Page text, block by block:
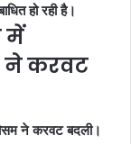
हो रही है।
में
ने करवट
ने करवट बदली।